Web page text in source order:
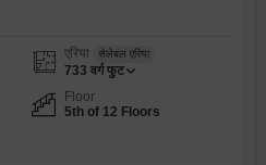
एरिया सेलेबल एरिया
733 वर्ग फुट
Floor
5th of 12 Floors